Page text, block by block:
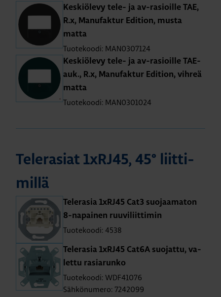
Kes­kiö­le­vy tele- ja av-rasioil­le TAE,
R.x, Ma­nu­fak­tur Edi­tion, musta
matta
Tuotekoodi: MAN0307124
Kes­kiö­le­vy tele- ja av-rasioil­le TAE-
auk., R.x, Ma­nu­fak­tur Edi­tion, vih­reä
matta
Tuotekoodi: MAN0301024
Te­le­rasiat 1xRJ45, 45° liit­ti­
mil­lä
Te­le­ra­sia 1xRJ45 Cat3 suo­jaa­ma­ton
8-na­pai­nen ruu­vi­liit­ti­min
Tuotekoodi: 4538
Te­le­ra­sia 1xRJ45 Cat6A suo­jat­tu, va­
let­tu ra­sia­run­ko
Tuotekoodi: WDF41076
Sähkönumero: 7242099